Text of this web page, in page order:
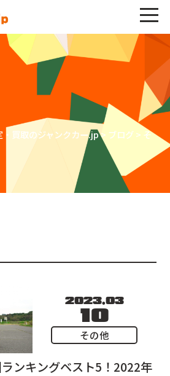
買取のジャンクカー.jp> ブログ> そ
2023.03
10
その他
ンキングベスト5！2022年